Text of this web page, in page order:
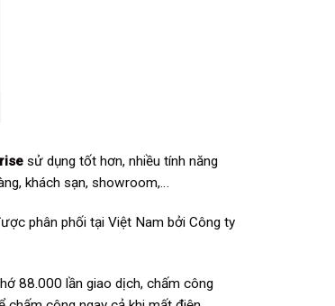
sử dụng tốt hơn, nhiều tính năng
khách sạn, showroom,…
phân phối tại Việt Nam bởi Công ty
88.000 lần giao dịch, chấm công